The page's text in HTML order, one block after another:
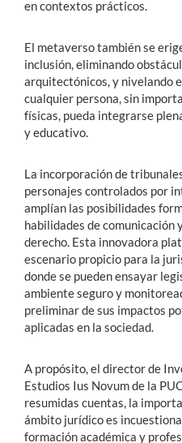
en contextos prácticos.
El metaverso también se
inclusión, eliminando
arquitectónicos, y nivelando
cualquier persona, sin
físicas, pueda integrarse
y educativo.
La incorporación de
personajes controlados por
amplían las posibilidades
habilidades de comunicación
derecho. Esta innovadora
escenario propicio para la
donde se pueden ensayar
ambiente seguro y
preliminar de sus impactos
aplicadas en la sociedad.
A propósito, el director de
Estudios Ius Novum de la
resumidas cuentas, la
ámbito jurídico es
formación académica y